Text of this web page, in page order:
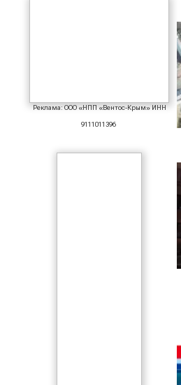
Реклама: ООО «НПП «Вентос-Крым» ИНН
9111011396